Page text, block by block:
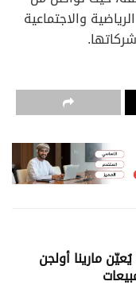
والاجتماعية
مارينا أولجن